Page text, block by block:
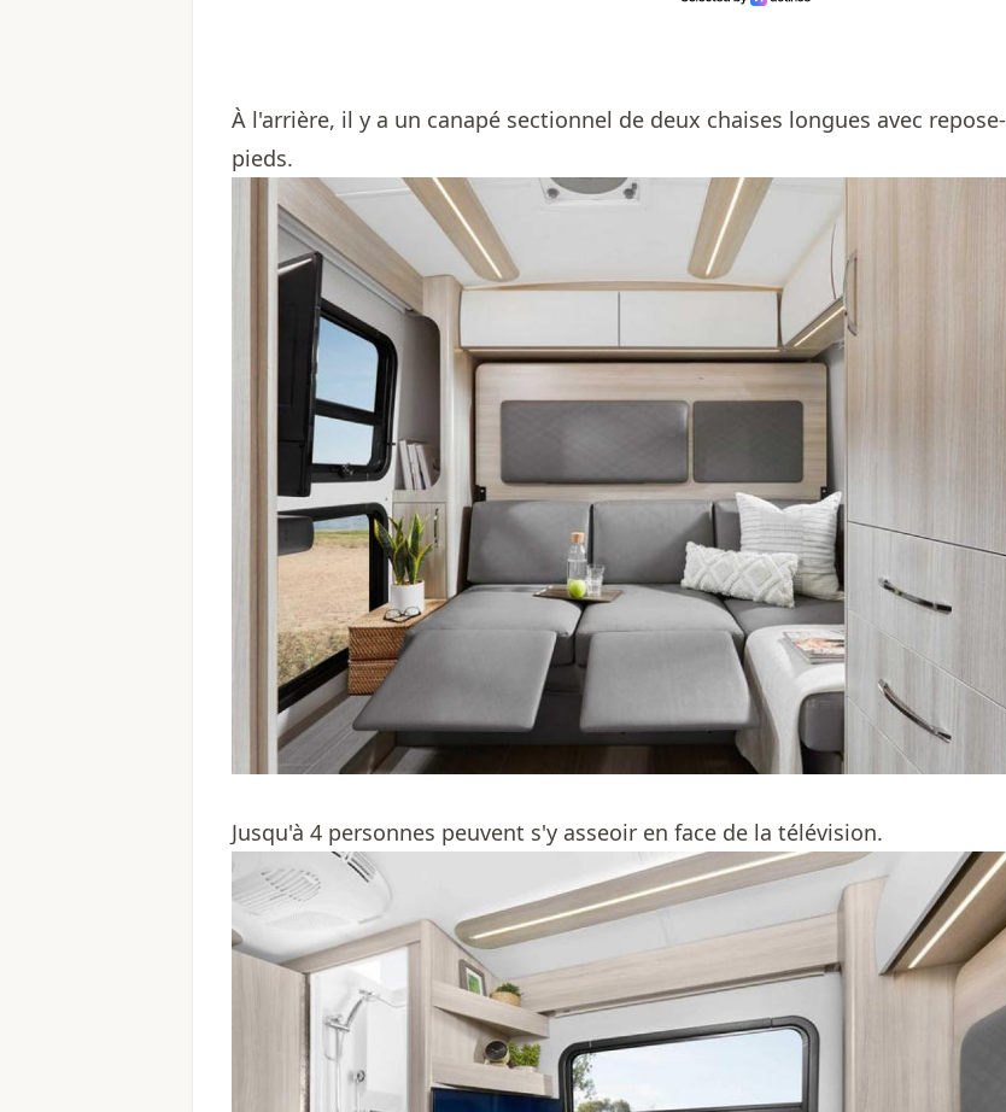
À l'arrière, il y a un canapé sectionnel de deux chaises longues avec repose-
pieds.
Jusqu'à 4 personnes peuvent s'y asseoir en face de la télévision.